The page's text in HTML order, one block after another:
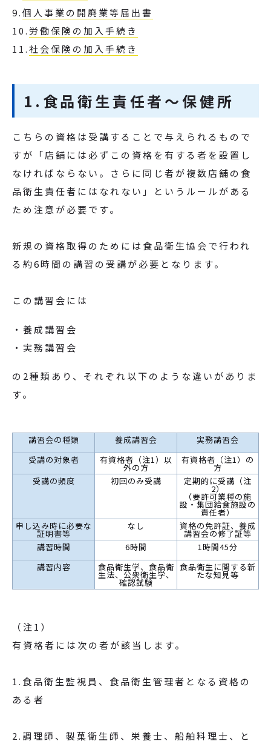
9.個人事業の開廃業等届出書
10. 労働保険の加入手続き
11.社会保険の加入手続き
1.食品衛生責任者～保健所
こちらの資格は受講することで与えられるもので
すが「店舗には必ずこの資格を有する者を設置し
なければならない。さらに同じ者が複数店舗の食
品衛生責任者にはなれない」というルールがある
ため注意が必要です。
新規の資格取得のためには食品衛生協会で行われ
る約6時間の講習の受講が必要となります。
この講習会には
・養成講習会
・実務講習会
の2種類あり、それぞれ以下のような違いがありま
す。
講習会の種類 養成講習会
実務講習会
受講の対象者
有資格者（注1）以
外の方
有資格者（注1）の
方
受講の頻度
初回のみ受講 定期的に受講（注
2）
（要許可業種の施
設・集団給食施設の
責任者）
申し込み時に必要な
証明書等
なし 資格の免許証、養成
講習会の修了証等
講習時間
6時間
1時間45分
講習内容
食品衛生学、食品衛
生法、公衆衛生学、
確認試験
食品衛生に関する新
たな知見等
（注1）
有資格者には次の者が該当します。
1.食品衛生監視員、食品衛生管理者となる資格の
ある者
2.調理師、製菓衛生師、栄養士、船舶料理士、と